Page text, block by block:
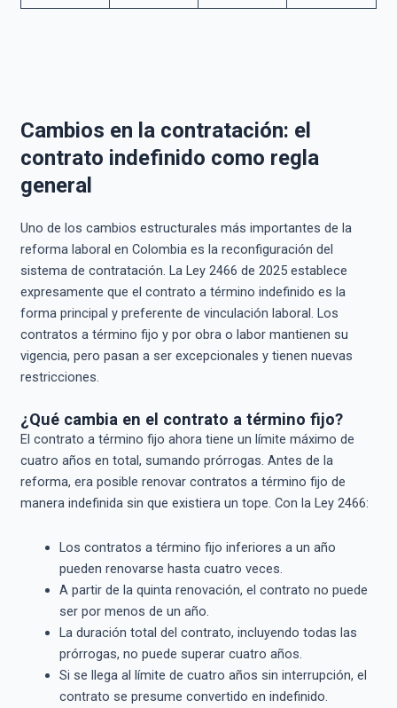
Cambios en la contratación: el
contrato indefinido como regla
general
Uno de los cambios estructurales más importantes de la
reforma laboral en Colombia es la reconfiguración del
sistema de contratación. La Ley 2466 de 2025 establece
expresamente que el contrato a término indefinido es la
forma principal y preferente de vinculación laboral. Los
contratos a término fijo y por obra o labor mantienen su
vigencia, pero pasan a ser excepcionales y tienen nuevas
restricciones.
¿Qué cambia en el contrato a término fijo?
El contrato a término fijo ahora tiene un límite máximo de
cuatro años en total, sumando prórrogas. Antes de la
reforma, era posible renovar contratos a término fijo de
manera indefinida sin que existiera un tope. Con la Ley 2466:
Los contratos a término fijo inferiores a un año
pueden renovarse hasta cuatro veces.
A partir de la quinta renovación, el contrato no puede
ser por menos de un año.
La duración total del contrato, incluyendo todas las
prórrogas, no puede superar cuatro años.
Si se llega al límite de cuatro años sin interrupción, el
contrato se presume convertido en indefinido.